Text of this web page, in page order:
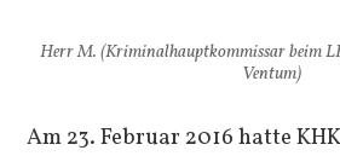
Herr M. (Kriminalhauptkommissar beim
Ventum)
Am 23. Februar 2016 hatte